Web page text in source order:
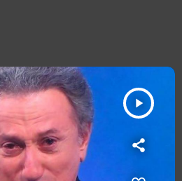
play_arrow